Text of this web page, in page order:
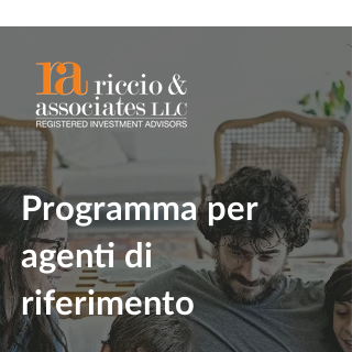
Programma per
agenti di
riferimento